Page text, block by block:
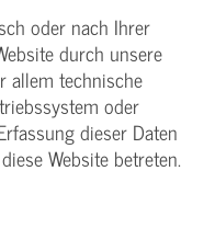
oder nach Ihrer
durch unsere
allem technische
oder
dieser Daten
Website betreten.